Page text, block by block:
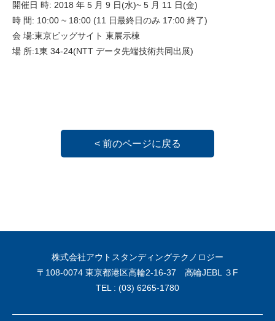
開催日 時: 2018 年 5 月 9 日(水)~ 5 月 11 日(金)
時 間: 10:00 ~ 18:00 (11 日最終日のみ 17:00 終了)
会 場:東京ビッグサイト 東展示棟
場 所:1東 34-24(NTT データ先端技術共同出展)
< 前のページに戻る
株式会社アウトスタンディングテクノロジー
〒108-0074 東京都港区高輪2-16-37 高輪JEBL ３F
TEL : (03) 6265-1780